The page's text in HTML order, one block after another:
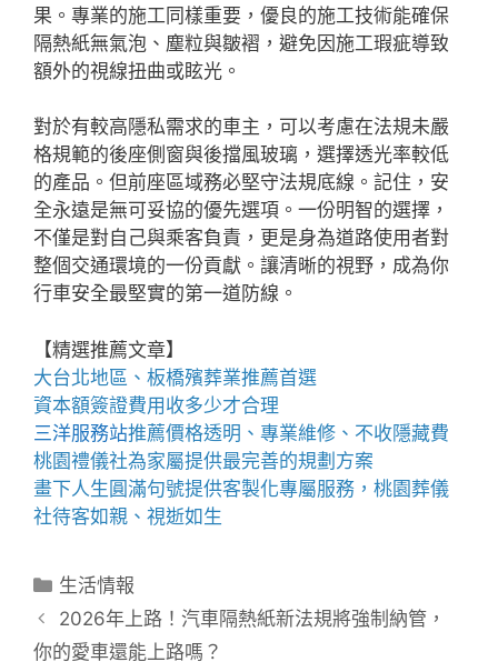
果。專業的施工同樣重要，優良的施工技術能確保
隔熱紙無氣泡、塵粒與皺褶，避免因施工瑕疵導致
額外的視線扭曲或眩光。
對於有較高隱私需求的車主，可以考慮在法規未嚴
格規範的後座側窗與後擋風玻璃，選擇透光率較低
的產品。但前座區域務必堅守法規底線。記住，安
全永遠是無可妥協的優先選項。一份明智的選擇，
不僅是對自己與乘客負責，更是身為道路使用者對
整個交通環境的一份貢獻。讓清晰的視野，成為你
行車安全最堅實的第一道防線。
【精選推薦文章】
大台北地區、 板橋殯葬業推薦首選
資本額簽證費用收多少才合理
三洋服務站推薦價格透明、專業維修、不收隱藏費
桃園禮儀社為家屬提供最完善的規劃方案
畫下人生圓滿句號提供客製化專屬服務，桃園葬儀
社待客如親、視逝如生
分
類
生活情報
2026年上路！汽車隔熱紙新法規將強制納管，
你的愛車還能上路嗎？